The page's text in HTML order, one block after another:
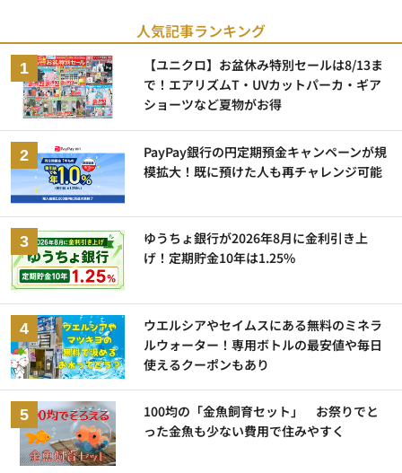
人気記事ランキング
【ユニクロ】お盆休み特別セールは8/13ま
で！エアリズムT・UVカットパーカ・ギア
ショーツなど夏物がお得
PayPay銀行の円定期預金キャンペーンが規
模拡大！既に預けた人も再チャレンジ可能
ゆうちょ銀行が2026年8月に金利引き上
げ！定期貯金10年は1.25%
ウエルシアやセイムスにある無料のミネラ
ルウォーター！専用ボトルの最安値や毎日
使えるクーポンもあり
100均の「金魚飼育セット」 お祭りでと
った金魚も少ない費用で住みやすく